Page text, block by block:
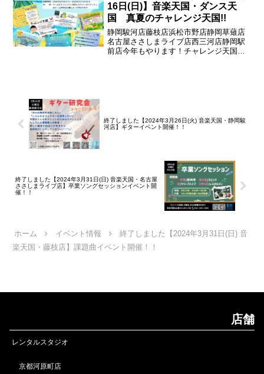
16日(日)】音楽天国・ダンス天
国 真夏のチャレンジ天国!!
静岡駿河店藤枝店浜松市野店静岡草薙店
名古屋ささしまライブ店西三河店静岡駅
前店今年もやります！チャレンジ天国！
終了しました【2024年3月26日(火) 音楽天国・静岡駿
河店】ギターイベント開催！！
終了しました【2024年3月31日(日) 音楽天国・名古屋
ささしまライブ店】卒業ソングセッションイベント開
催！！
ホーム イベント情報
終了しました【2024年3月31日(日) 音
楽天国・藤枝店】課題曲イベント開催！！
店舗
レンタルスタジオ
京都河原町店